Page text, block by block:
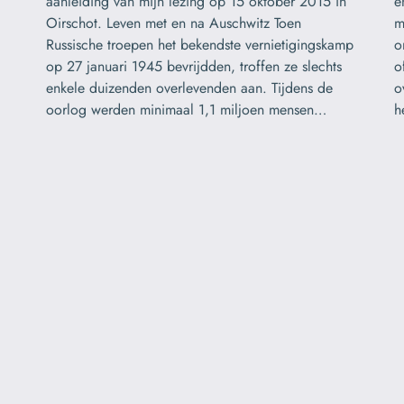
Oirschot. Leven met en na Auschwitz Toen
Russische troepen het bekendste vernietigingskamp
op 27 januari 1945 bevrijdden, troffen ze slechts
enkele duizenden overlevenden aan. Tijdens de
oorlog werden minimaal 1,1 miljoen mensen…